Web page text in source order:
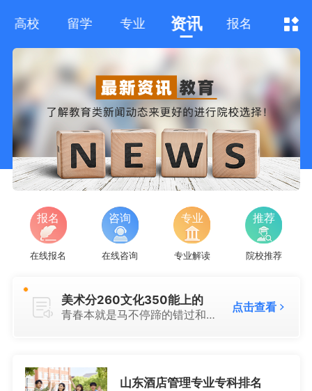
高校 留学 专业 资讯 报名 
报名
在线报名
咨询
在线咨询
专业
专业解读
推荐
院校推荐
美术分260文化350能上的 点击查看
美术分260文化350能上的
青春本就是马不停蹄的错过和相...
点击查看
美术分260文化350能上的
青春本就是马不停蹄的错过和相...
点击查看 
山东酒店管理专业专科排名